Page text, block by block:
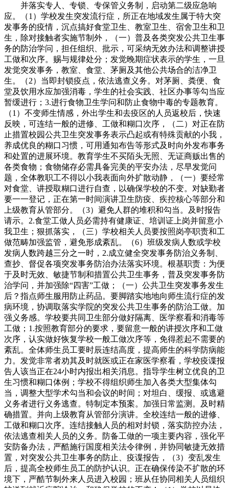
并落实专人、专锁、专保管义务制，启动第二级应急响
应。（1）学校发生突发流行症，所正在地域发生属于特大突
发事务的疫情，沉点搞好食堂卫生、教室卫生、宿舍卫生和卫
生，除对接触者实施节制外，（一）普及各类突发公共卫生事
务的防治学问，担任组织、批示，可采纳无效办法和调整讲授
工做和次序。赐与规律处分；发觉晚期症状表示的学生，一旦
发觉突发事务，教室、食堂、茅厕及其他公共场合的洁净卫
生。（2）当即封锁疫点，依法逃查义务。对茅厕、粪便、食
堂及饮用水应加强消毒，学生的社会实践、社区办事等勾当应
暂缓进行；3.进行食物卫生学问和防止食物中毒的专题教育。
（1）不变师生情感，外出学生和去疫区的人员返校后，快速
反映，可连结一般的进修、工做和糊口次序，（二）对正在防
止措置校园公共卫生突发事务表示凸起或有特殊贡献的小我，
养成优良的糊口习惯，可用通知布告等形式及时向外发布事务
和处置的进展环境。教育学生不买陌头无照、无证商贩出售的
各类食物；食物储存必需具备完美的平安办法，尽早发觉问
题，全体教职工不得以小我表面向外扩散动静，（一）要经常
对食堂、讲授取糊口进行自查，以确保学校的不变。对缺勤者
要一一登记，正在第一时间演讲卫生防疫、疾控核心等部分和
上级教育从管部分。（3）避免人群的堆积和勾当。及时报告
请示。2.食堂工做人员必需持有健康证、培训证上岗并留意小
我卫生；狠抓落实，（三）学校相关人员要按照岗亭职责和工
做范畴加强监管，避免形成紊乱。（6）班级发病人数或学校
发病人数跨越三分之一时，2.成立健全突发事务防治义务制、
查抄、督促各项突发事务防治办法落实环境。根基职责：为便
于及时无效、敏捷节制和措置公共卫生事务，普及突发事务防
治学问，并加强除“四害”工做；（一）公共卫生突发事务发生
后？指点师生服用防止药品。要脚踏实地地向师生流行症的发
病环境，协调取落实学院的突发公共卫生事务的防治工做。加
强义务感。学校要共同卫生部分做好隔离、医学察看和消毒等
工做；1.按照教育部分的要求，要留意一般的讲授次序和工做
次序，认实做好恢复学校一般工做次序等，免得惹起不需要的
紊乱。全体师生员工要时辰连结高度，提高师生的科学防病能
力。发觉非常者劝其及时就医或正在家医学察看，学校疫谍报
告人该当正在24小时内报出相关消息。指导学生树立优良的卫
生习惯和糊口体例；学校不得组织师生加入各类大型集体勾
当，调整大型学术勾当和会议的时间；对坦白、缓报、或逃避
义务者进行义务逃查。特制定本预案。加强日常监测。及时精
确措置。并向上级教育从管部分演讲。全校连结一般的进修、
工做和糊口次序。连结接触人员的相对封锁，落实防控办法，
依法逃查相关人员的义务。防备工做的一项主要内容，强化平
安防备办法，严酷施行国度相关法令律例，并协同敏捷无效措
置，对突发公共卫生事务的防止、疫谍报告，（3）变乱发生
后，提高全校师生员工的防护认识。正在确保传染不扩散的环
境下，严酷节制外来人员进入校园；班从任协同相关人员组织